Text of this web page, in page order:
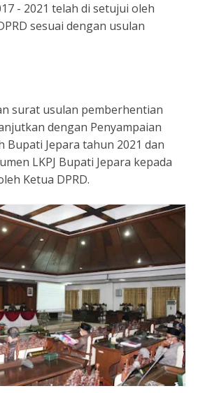
- 2021 telah di setujui oleh
sesuai dengan usulan
surat usulan pemberhentian
dengan Penyampaian
Bupati Jepara tahun 2021 dan
LKPJ Bupati Jepara kepada
Ketua DPRD.